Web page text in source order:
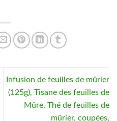
Infusion de feuilles de mûrier
(125g), Tisane des feuilles de
Mûre, Thé de feuilles de
mûrier, coupées,